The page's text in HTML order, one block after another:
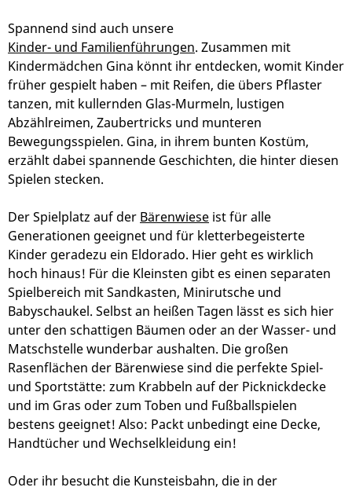
Spannend sind auch unsere
Kinder- und Familienführungen. Zusammen mit
Kindermädchen Gina könnt ihr entdecken, womit Kinder
früher gespielt haben – mit Reifen, die übers Pflaster
tanzen, mit kullernden Glas-Murmeln, lustigen
Abzählreimen, Zaubertricks und munteren
Bewegungsspielen. Gina, in ihrem bunten Kostüm,
erzählt dabei spannende Geschichten, die hinter diesen
Spielen stecken.
Der Spielplatz auf der Bärenwiese ist für alle
Generationen geeignet und für kletterbegeisterte
Kinder geradezu ein Eldorado. Hier geht es wirklich
hoch hinaus! Für die Kleinsten gibt es einen separaten
Spielbereich mit Sandkasten, Minirutsche und
Babyschaukel. Selbst an heißen Tagen lässt es sich hier
unter den schattigen Bäumen oder an der Wasser- und
Matschstelle wunderbar aushalten. Die großen
Rasenflächen der Bärenwiese sind die perfekte Spiel-
und Sportstätte: zum Krabbeln auf der Picknickdecke
und im Gras oder zum Toben und Fußballspielen
bestens geeignet! Also: Packt unbedingt eine Decke,
Handtücher und Wechselkleidung ein!
Oder ihr besucht die Kunsteisbahn, die in der